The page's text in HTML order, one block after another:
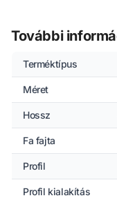
További
Terméktípus
Méret
Hossz
Fa fajta
Profil
Profil kialakítás